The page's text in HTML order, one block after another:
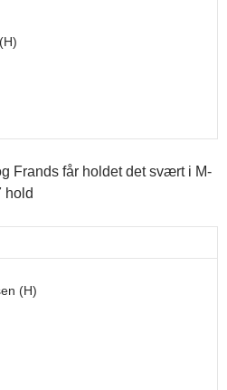
Frands får holdet det svært i M-
hold
(H)